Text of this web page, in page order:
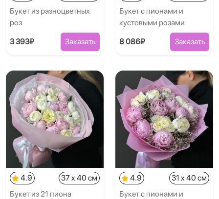
Букет из разноцветных
роз
3 393₽ Заказать
Букет с пионами и
кустовыми розами
8 086₽ Заказать
4.9
37 x 40 см
Букет из 21 пиона
4.9
31 x 40 см
Букет с пионами и